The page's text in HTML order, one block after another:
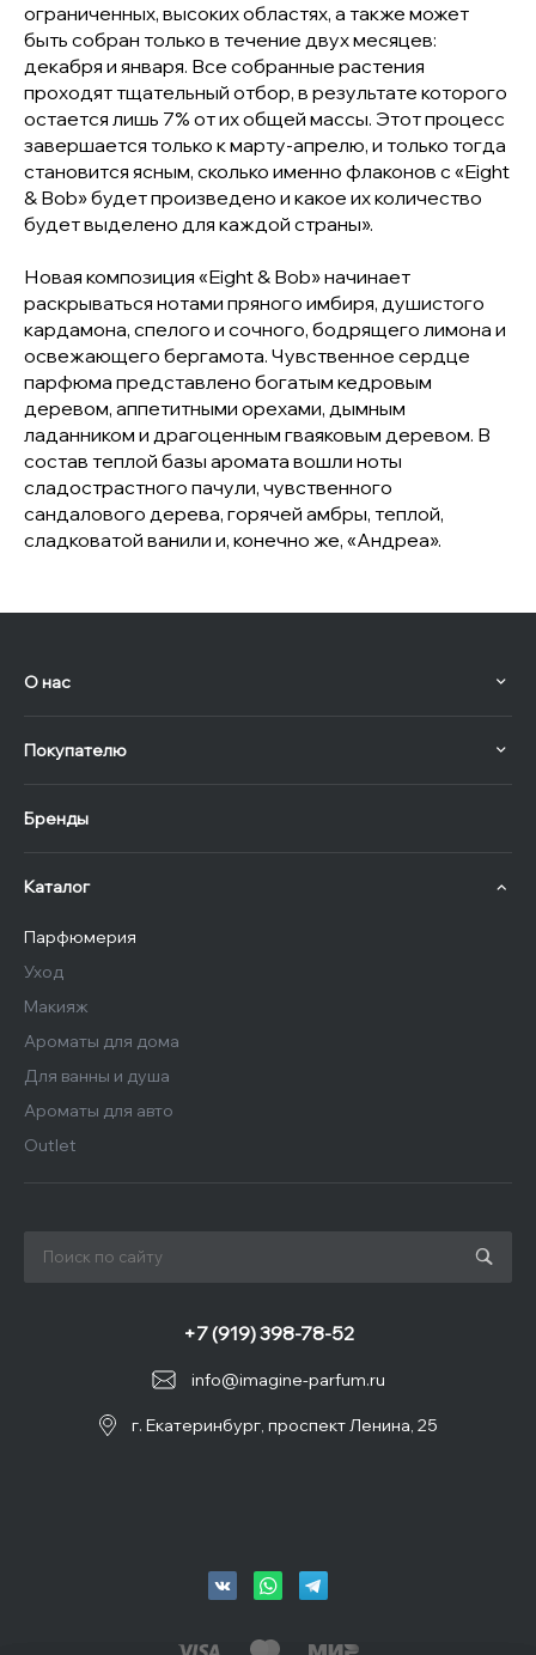
ограниченных, высоких областях, а также может
быть собран только в течение двух месяцев:
декабря и января. Все собранные растения
проходят тщательный отбор, в результате которого
остается лишь 7% от их общей массы. Этот процесс
завершается только к марту-апрелю, и только тогда
становится ясным, сколько именно флаконов с «Eight
& Bob» будет произведено и какое их количество
будет выделено для каждой страны».
Новая композиция «Eight & Bob» начинает
раскрываться нотами пряного имбиря, душистого
кардамона, спелого и сочного, бодрящего лимона и
освежающего бергамота. Чувственное сердце
парфюма представлено богатым кедровым
деревом, аппетитными орехами, дымным
ладанником и драгоценным гваяковым деревом. В
состав теплой базы аромата вошли ноты
сладострастного пачули, чувственного
сандалового дерева, горячей амбры, теплой,
сладковатой ванили и, конечно же, «Андреа».
О нас
Покупателю
Бренды
Каталог
Парфюмерия
Уход
Макияж
Ароматы для дома
Для ванны и душа
Ароматы для авто
Outlet
info@imagine-parfum.ru
+7 (919) 398-78-52
г. Екатеринбург, проспект Ленина, 25